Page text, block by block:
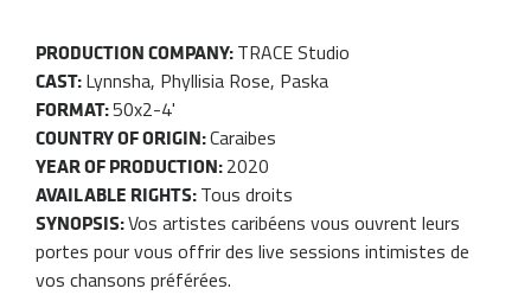
PRODUCTION COMPANY:TRACE Studio
CAST:Lynnsha, Phyllisia Rose, Paska
FORMAT:50x2-4'
COUNTRY OF ORIGIN:Caraibes
YEAR OF PRODUCTION:2020
AVAILABLE RIGHTS:Tous droits
SYNOPSIS:Vos artistes caribéens vous ouvrent leurs
portes pour vous offrir des live sessions intimistes de
vos chansons préférées.